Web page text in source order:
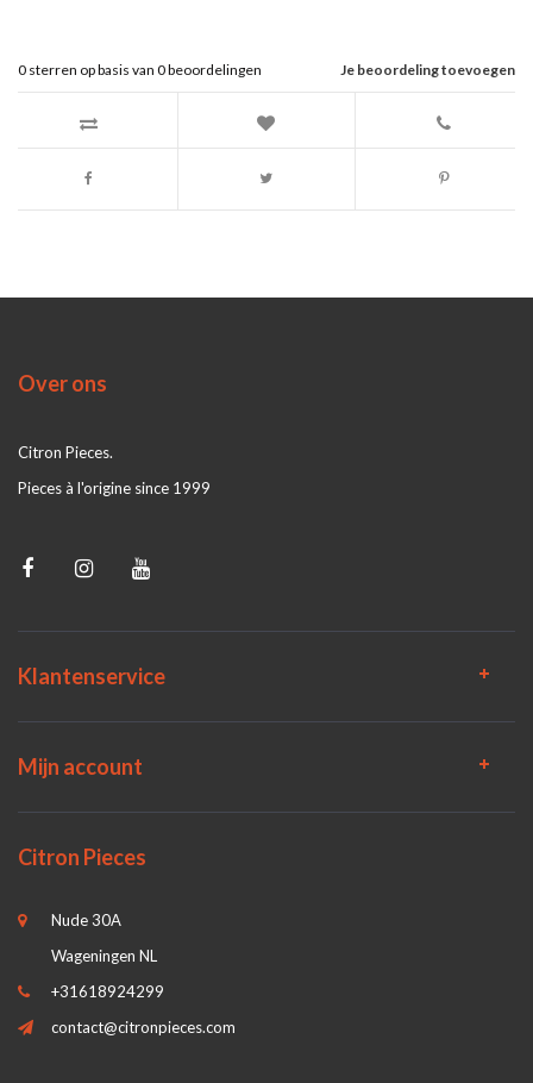
Je beoordeling toevoegen
0 sterren op basis van 0beoordelingen
Over ons
Citron Pieces.
Pieces à l'origine since 1999
Klantenservice
Mijn account
Citron Pieces
Nude 30A
Wageningen NL
+31618924299
contact@citronpieces.com